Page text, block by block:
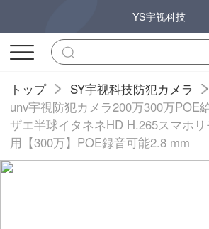
YS宇视科技
トップ
SY宇视科技防犯カメラ
unv宇視防犯カメラ200万300万POE
ザエ半球イタネネHD H.265スマホ
用【300万】POE録音可能2.8 mm